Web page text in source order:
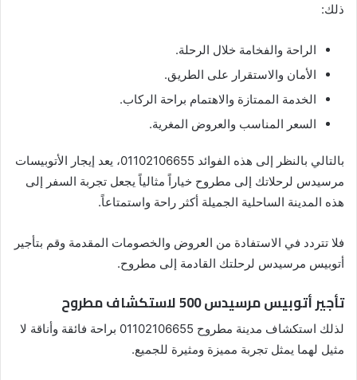
ذلك:
الراحة والفخامة خلال الرحلة.
الأمان والاستقرار على الطريق.
الخدمة الممتازة والاهتمام براحة الركاب.
السعر المناسب والعروض المغرية.
بالتالي بالنظر إلى هذه الفوائد 01102106655، يعد إيجار الأتوبيسات
مرسيدس لرحلاتك إلى مطروح خياراً مثالياً يجعل تجربة السفر إلى
هذه المدينة الساحلية الجميلة أكثر راحة واستمتاعاً.
فلا تتردد في الاستفادة من العروض والخصومات المقدمة وقم بتأجير
أتوبيس مرسيدس لرحلتك القادمة إلى مطروح.
تأجير أتوبيس مرسيدس 500 لاستكشاف مطروح
لذلك استكشاف مدينة مطروح 01102106655 براحة فائقة وأناقة لا
مثيل لهما يمثل تجربة مميزة ومثيرة للجميع.